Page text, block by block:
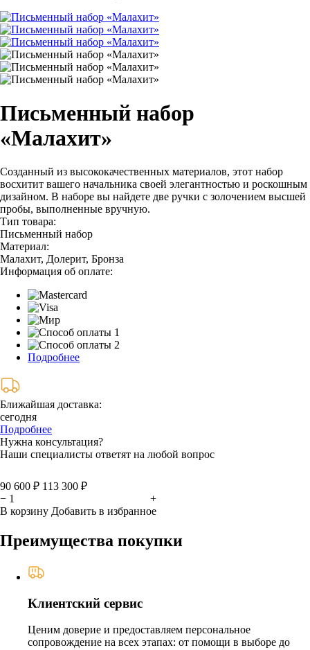
Письменный набор
«Малахит»
Созданный из высококачественных материалов, этот набор
восхитит вашего начальника своей элегантностью и роскошным
дизайном. В наборе вы найдете две ручки с золочением высшей
пробы, выполненные вручную.
Тип товара:
Письменный набор
Материал:
Малахит, Долерит, Бронза
Информация об оплате:
Подробнее
Ближайшая доставка:
сегодня
Подробнее
Нужна консультация?
Наши специалисты ответят на любой вопрос
90 600 ₽ 113 300 ₽
−
+
В корзину Добавить в избранное
Преимущества покупки
Клиентский сервис
Ценим доверие и предоставляем персональное
сопровождение на всех этапах: от помощи в выборе до